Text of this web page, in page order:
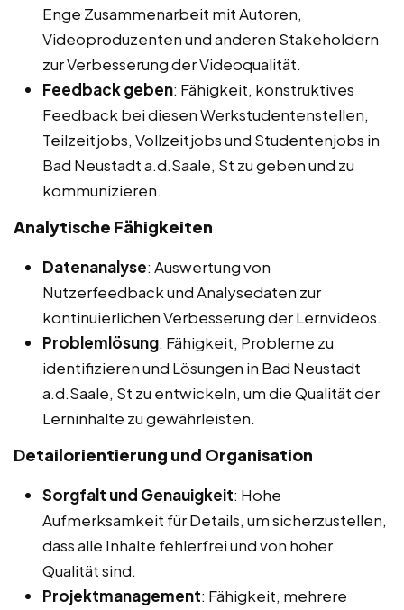
Enge Zusammenarbeit mit Autoren,
Videoproduzenten und anderen Stakeholdern
zur Verbesserung der Videoqualität.
Feedback geben: Fähigkeit, konstruktives
Feedback bei diesen Werkstudentenstellen,
Teilzeitjobs, Vollzeitjobs und Studentenjobs in
Bad Neustadt a.d.Saale, St zu geben und zu
kommunizieren.
Analytische Fähigkeiten
Datenanalyse: Auswertung von
Nutzerfeedback und Analysedaten zur
kontinuierlichen Verbesserung der Lernvideos.
Problemlösung: Fähigkeit, Probleme zu
identifizieren und Lösungen in Bad Neustadt
a.d.Saale, St zu entwickeln, um die Qualität der
Lerninhalte zu gewährleisten.
Detailorientierung und Organisation
Sorgfalt und Genauigkeit: Hohe
Aufmerksamkeit für Details, um sicherzustellen,
dass alle Inhalte fehlerfrei und von hoher
Qualität sind.
Projektmanagement: Fähigkeit, mehrere